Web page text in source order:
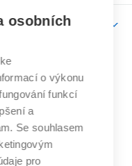
učení
technické
Brně
osobních
o výkonu
funkcí
a
Se souhlasem
pro